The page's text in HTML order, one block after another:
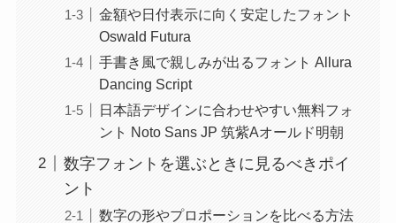
金額や日付表示に向く安定したフォント
Oswald Futura
手書き風で親しみが出るフォント Allura
Dancing Script
日本語デザインに合わせやすい無料フォ
ント Noto Sans JP 筑紫Aオールド明朝
数字フォントを選ぶときに見るべきポイ
ント
数字の形やプロポーションを比べる方法